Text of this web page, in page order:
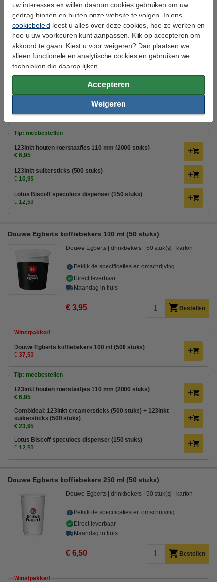
uw interesses en willen daarom cookies gebruiken om uw
gedrag binnen en buiten onze website te volgen. In ons
cookiebeleid leest u alles over deze cookies, hoe ze werken en
hoe u uw voorkeuren kunt aanpassen. Klik op accepteren om
akkoord te gaan. Kiest u voor weigeren? Dan plaatsen we
alleen functionele en analytische cookies en gebruiken we
technieken die daarop lijken.
Accepteren
Weigeren
Douwe Egberts drinkbekers 100 stuk(s) karton
Bekijk de specificaties en omschrijving
Direct leverbaar
Maandag in huis
€ 9,50
Douwe Egberts koffiebekers 180 ml (1000 stuks)
€ 89,50
Tip: meebestellen
123inkt houten roerstaafjes 110 mm (2000 stuks)
€ 6,95
123inkt suikersticks (500 stuks)
€ 10,95
Lotus Biscoff speculoos dispenser (150 stuks)
€ 12,50
Douwe Egberts koffiebekers 100 ml (50 stuks)
Douwe Egberts drinkbekers 50 stuk(s) karton
Bekijk de specificaties en omschrijving
Direct leverbaar
Maandag in huis
€ 3,95 Bestellen
Winstpakker!
Douwe Egberts koffiebekers 100 ml (500 stuks)
€ 37,50
Tip: meebestellen
123inkt houten roerstaafjes 110 mm (2000 stuks)
€ 6,95
Combideal: 123inkt creamersticks (500 stuks) + 123inkt
suikersticks (500 stuks)
€ 23,95
Lotus Biscoff speculoos dispenser (150 stuks)
€ 12,50
Douwe Egberts koffiebekers 250 ml (50 stuks)
Douwe Egberts drinkbekers 50 stuk(s) karton
Bekijk de specificaties en omschrijving
Direct leverbaar
Maandag in huis
€ 6,50 Bestellen
Winstpakker!